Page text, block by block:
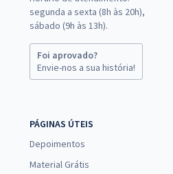
segunda a sexta (8h às 20h),
sábado (9h às 13h).
Foi aprovado?
Envie-nos a sua história!
PÁGINAS ÚTEIS
Depoimentos
Material Grátis